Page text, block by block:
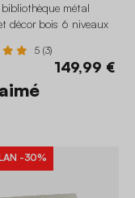
métal
décor bois 6 niveaux
5 (3)
149,99 €
-30%